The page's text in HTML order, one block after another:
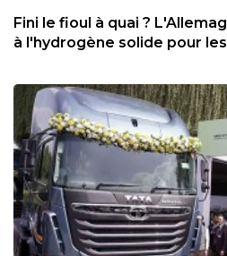
Fini le fioul à quai ?
à l'hydrogène solide pour